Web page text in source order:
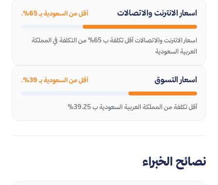
اسعار الانترنت والاتصالات أقل من السعودية بـ 65%.
اسعار الانترنت والاتصالات أقل تكلفة ب 65% من التكلفة في المملكة
العربية السعودية
اسعار التسوق أقل من السعودية بـ 39%.
أقل تكلفة من المملكة العربية السعودية ب 39.25%
نصائح الخبراء